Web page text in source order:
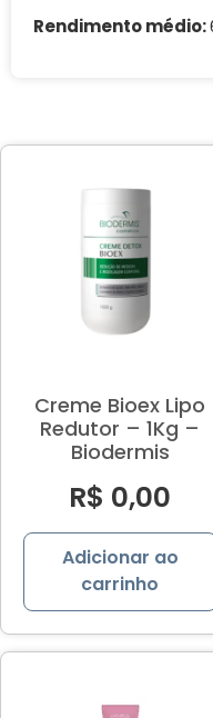
Rendimento médio:
Creme Bioex Lipo
Redutor – 1Kg –
Biodermis
R$ 0,00
Adicionar ao
carrinho